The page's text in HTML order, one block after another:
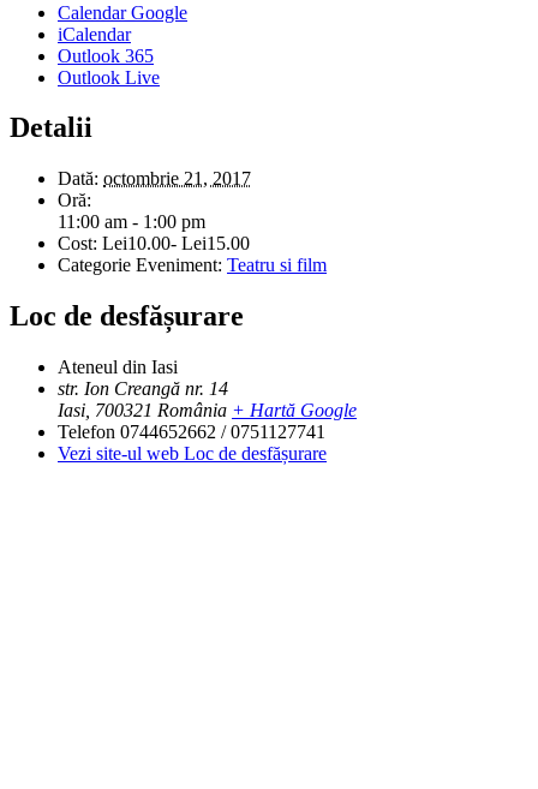
Calendar Google
iCalendar
Outlook 365
Outlook Live
Detalii
Dată: octombrie 21, 2017
Oră:
11:00 am - 1:00 pm
Cost: Lei10.00- Lei15.00
Categorie Eveniment: Teatru si film
Loc de desfășurare
Ateneul din Iasi
str. Ion Creangă nr. 14
Iasi 700321 România + Hartă Google
Telefon 0744652662 / 0751127741
Vezi site-ul web Loc de desfășurare